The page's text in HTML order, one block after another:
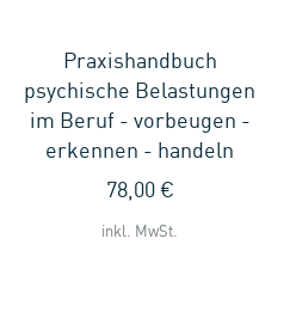
Praxishandbuch
psychische Belastungen
im Beruf - vorbeugen -
erkennen - handeln
78,00 €
inkl. MwSt.